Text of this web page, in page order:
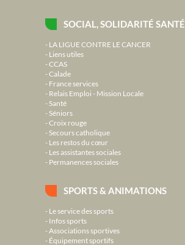
SOCIAL, SOLIDARITÉ SANTÉ
LA LIGUE CONTRE LE CANCER
Liens utiles
CCAS
Calade
France services
Relais Emploi - Mission Locale
Santé
Séniors
Croix rouge
Secours catholique
Les restos du cœur
Les assistantes sociales
Permanences sociales
SPORTS & ANIMATIONS
Le service des sports
Infos sports
Associations sportives
Équipement sportifs